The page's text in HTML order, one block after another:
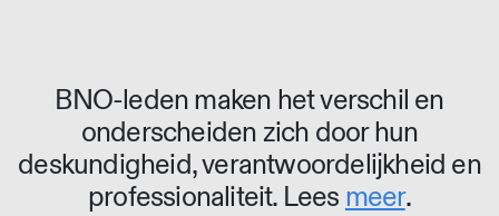
BNO-leden maken het verschil en
onderscheiden zich door hun
deskundigheid, verantwoordelijkheid en
professionaliteit. Lees meer.